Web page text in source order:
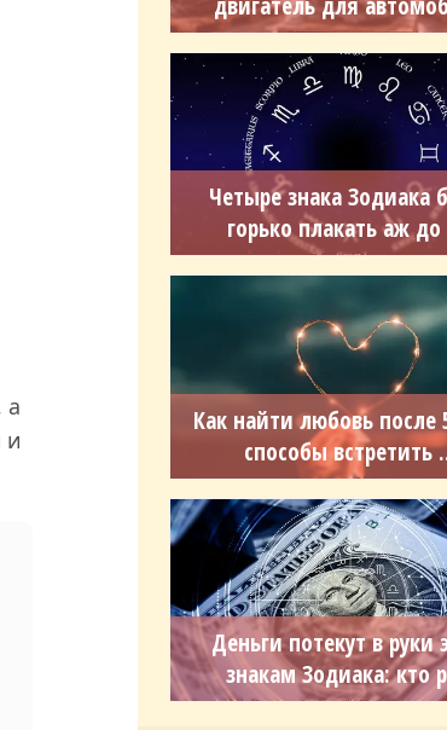
а
и
Четыре знака Зодиака
горько плакать аж до
Как найти любовь после
способы встретить
Деньги потекут в руки
знакам Зодиака: кто